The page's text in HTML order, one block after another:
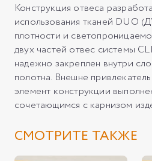
Конструкция отвеса
использования тканей DUO
плотности и
двух частей отвес системы
надежно закреплен внутри
полотна. Внешне
элемент конструкции
сочетающимся с карнизом
СМОТРИТЕ ТАКЖЕ